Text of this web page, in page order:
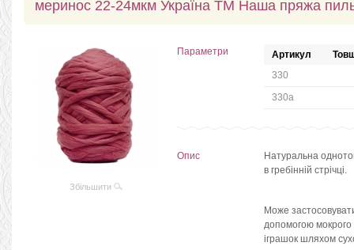
меринос 22-24мкм Україна ТМ Наша пряжа
Збільшити
Параметри Артикул
330
330а
Опис
Натуральна
в гребінній стрічці.
Може
допомогою мокрого
іграшок шляхом